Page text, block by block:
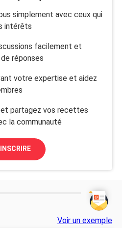
simplement avec ceux qui
intérêts
facilement et
réponses
votre expertise et aidez
et partagez vos recettes
la communauté
Voir un exemple